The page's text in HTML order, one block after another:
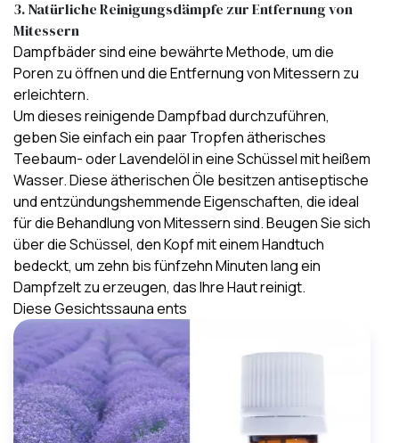
3. Natürliche Reinigungsdämpfe zur Entfernung von
Mitessern
Dampfbäder sind eine bewährte Methode, um die
Poren zu öffnen und die Entfernung von Mitessern zu
erleichtern.
Um dieses reinigende Dampfbad durchzuführen,
geben Sie einfach ein paar Tropfen ätherisches
Teebaum- oder Lavendelöl in eine Schüssel mit heißem
Wasser. Dieseätherischen Öle besitzenantiseptische
und entzündungshemmende Eigenschaften, die ideal
für dieBehandlung von Mitessernsind. Beugen Sie sich
über die Schüssel, den Kopf mit einem Handtuch
bedeckt, um zehn bis fünfzehn Minuten lang ein
Dampfzelt zu erzeugen, das Ihre Haut reinigt.
Diese Gesichtssauna ents